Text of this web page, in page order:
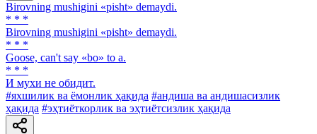
Birovning mushigini «pisht» demaydi.
* * *
Birovning mushigini «pisht» demaydi.
* * *
Goose, can't say «bo» to a.
* * *
И мухи не обидит.
#яхшилик ва ёмонлик ҳақида #андиша ва андишасизлик
ҳақида #эҳтиёткорлик ва эҳтиётсизлик ҳақида